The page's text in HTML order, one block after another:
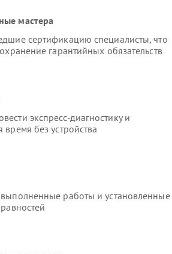
мастера
сертификацию специалисты, что
гарантийных обязательств
экспресс-диагностику и
без устройства
работы и установленные